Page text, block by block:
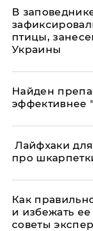
В
птицы,
Украины
Найден
эффективнее
Лайфхаки
про
Как
и избежать
советы